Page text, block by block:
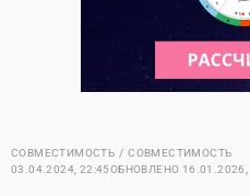
СОВМЕСТИМОСТЬ
СОВМЕСТИМОСТЬ
03.04.2024, 22:45ОБНОВЛЕНО 16.01.2026,